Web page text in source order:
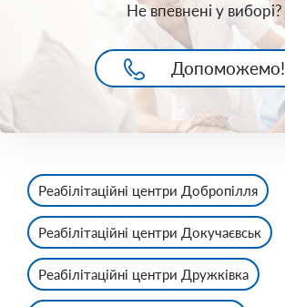
Не впевнені у виборі?
Допоможемо!
Реабілітаційні центри Добропілля
Реабілітаційні центри Докучаєвськ
Реабілітаційні центри Дружківка